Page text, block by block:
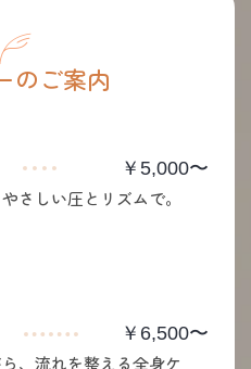
のご案内
￥5,000〜
さしい圧とリズムで。
￥6,500〜
、流れを整える全身ケ